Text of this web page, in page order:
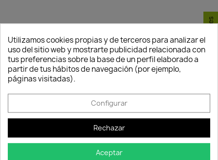
Política de
seguridad
Nuestros pagos
son 100% seguros.
Política de
entrega
Envío peninsular,
Islas Baleares y
Política de
devolución
Tienes 24 horas
para hacer la
deteriorado.
Utilizamos cookies propias y de terceros para analizar el
uso del sitio web y mostrarte publicidad relacionada con
tus preferencias sobre la base de un perfil elaborado a
partir de tus hábitos de navegación (por ejemplo,
páginas visitadas).
Configurar
Rechazar
Aceptar